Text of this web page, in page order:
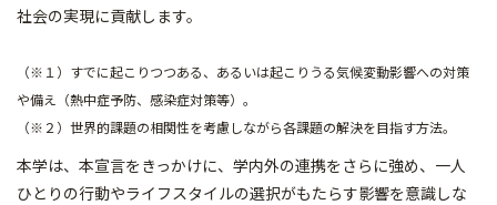
社会の実現に貢献します。
（※１）すでに起こりつつある、あるいは起こりうる気候変動影響への対策
や備え（熱中症予防、感染症対策等）。
（※２）世界的課題の相関性を考慮しながら各課題の解決を目指す方法。
本学は、本宣言をきっかけに、学内外の連携をさらに強め、一人
ひとりの行動やライフスタイルの選択がもたらす影響を意識しな